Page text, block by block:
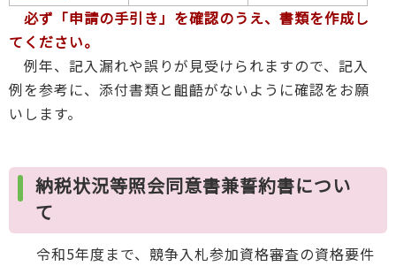
必ず「申請の手引き」を確認のうえ、書類を作成し
てください。
例年、記入漏れや誤りが見受けられますので、記入
例を参考に、添付書類と齟齬がないように確認をお願
いします。
納税状況等照会同意書兼誓約書につい
て
令和5年度まで、競争入札参加資格審査の資格要件